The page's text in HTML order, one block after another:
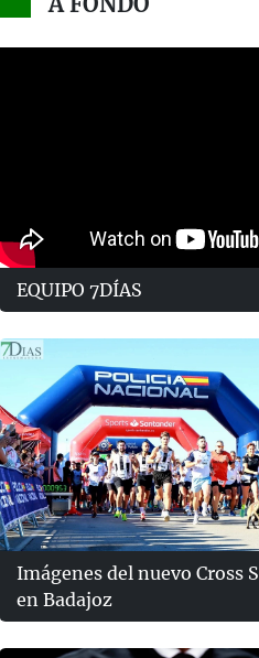
EQUIPO 7DÍAS
Imágenes del nuevo Cross
en Badajoz